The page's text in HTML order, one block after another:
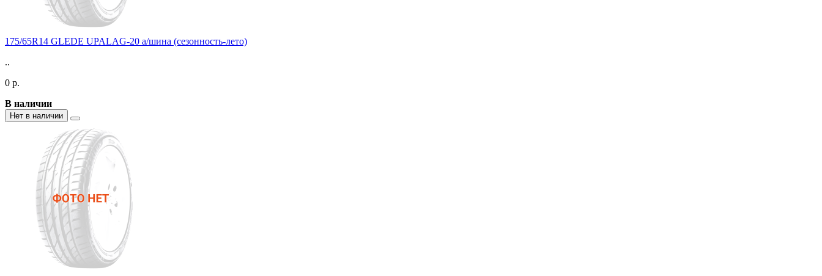
175/65R14 GLEDE UPALAG-20 а/шина (сезонность-лето)
..
0 р.
В наличии
Нет в наличии